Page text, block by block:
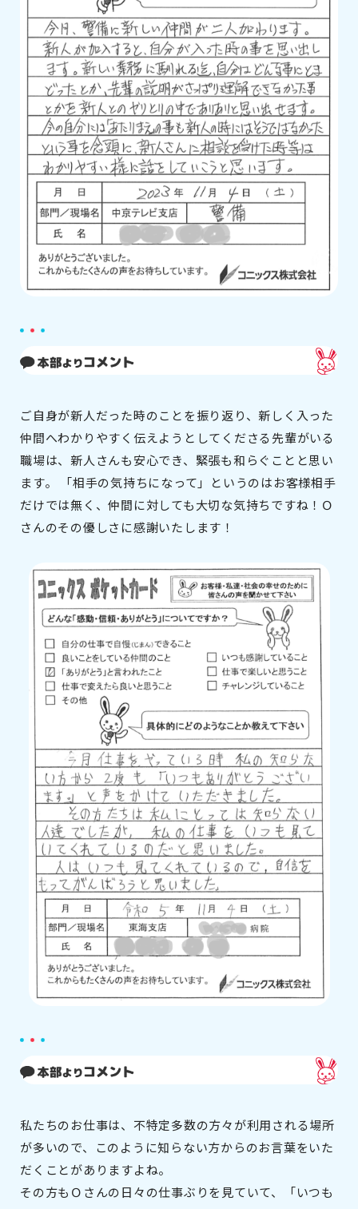
ご自身が新人だった時のことを振り返り、新しく入った
仲間へわかりやすく伝えようとしてくださる先輩がいる
職場は、新人さんも安心でき、緊張も和らぐことと思い
ます。 「相手の気持ちになって」というのはお客様相手
だけでは無く、仲間に対しても大切な気持ちですね！Ｏ
さんのその優しさに感謝いたします！
私たちのお仕事は、不特定多数の方々が利用される場所
が多いので、このように知らない方からのお言葉をいた
だくことがありますよね。
その方もＯさんの日々の仕事ぶりを見ていて、「いつも